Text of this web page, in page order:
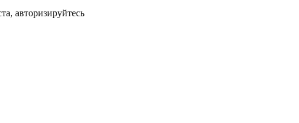
авторизируйтесь